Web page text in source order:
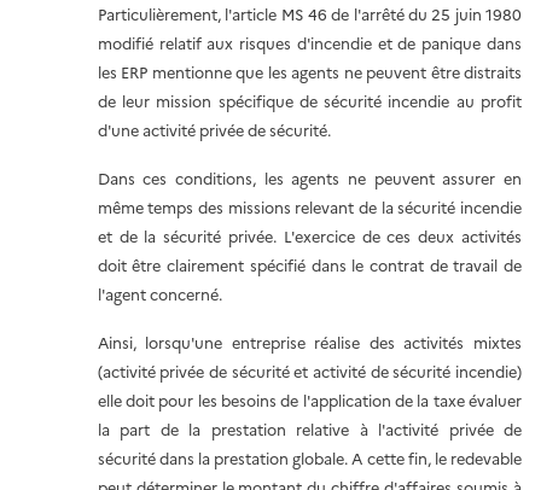
Particulièrement, l'article MS 46 de l'arrêté du 25 juin 1980
modifié relatif aux risques d'incendie et de panique dans
les ERP mentionne que les agents ne peuvent être distraits
de leur mission spécifique de sécurité incendie au profit
d'une activité privée de sécurité.
Dans ces conditions, les agents ne peuvent assurer en
même temps des missions relevant de la sécurité incendie
et de la sécurité privée. L'exercice de ces deux activités
doit être clairement spécifié dans le contrat de travail de
l'agent concerné.
Ainsi, lorsqu'une entreprise réalise des activités mixtes
(activité privée de sécurité et activité de sécurité incendie)
elle doit pour les besoins de l'application de la taxe évaluer
la part de la prestation relative à l'activité privée de
sécurité dans la prestation globale. A cette fin, le redevable